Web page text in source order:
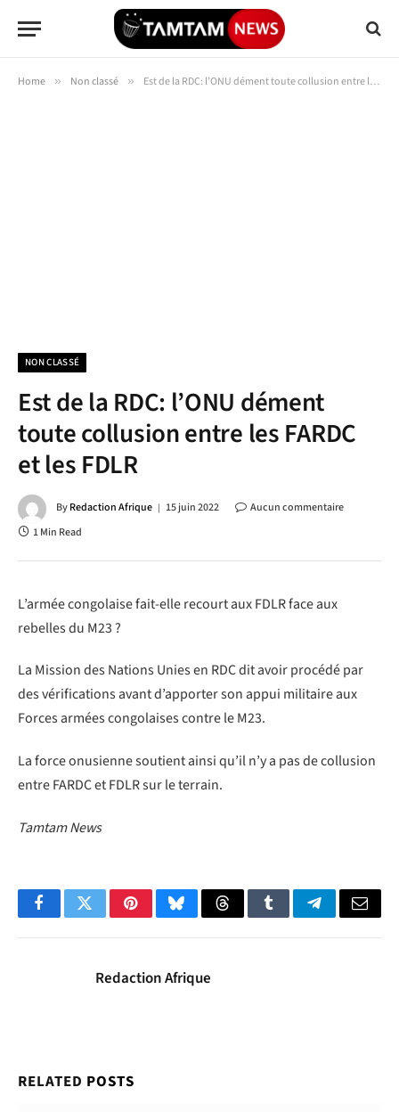
Home » Non classé » Est de la RDC: l’ONU dément toute collusion entre les FARDC et les FDLR
NON CLASSÉ
Est de la RDC: l’ONU dément
toute collusion entre les FARDC
et les FDLR
ByRedaction Afrique 15 juin 2022
Aucun commentaire
1 Min Read
L’armée congolaise fait-elle recourt aux FDLR face aux
rebelles du M23 ?
La Mission des Nations Unies en RDC dit avoir procédé par
des vérifications avant d’apporter son appui militaire aux
Forces armées congolaises contre le M23.
La force onusienne soutient ainsi qu’il n’y a pas de collusion
entre FARDC et FDLR sur le terrain.
Tamtam News
FacebookTwitterPinterestBlueskyThreadsTumblrTelegramEmail
Redaction Afrique
RELATED POSTS